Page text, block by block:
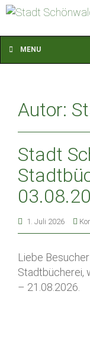
MENU
Autor:
Stadt
1. Juli 2026
Liebe
Stadtbücherei,
– 21.08.2026.